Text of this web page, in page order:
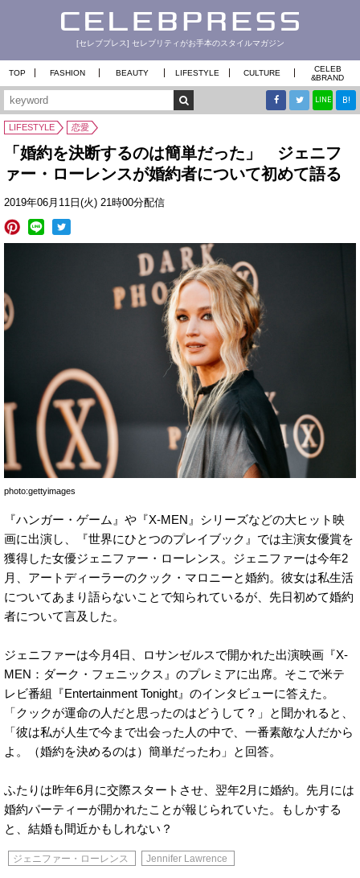
[セレブプレス] セレブリティがお手本のスタイルマガジン
TOP FASHION BEAUTY LIFESTYLE CULTURE
CELEB
&BRAND
LINE B!
LIFESTYLE 恋愛
「婚約を決断するのは簡単だった」 ジェニフ
ァー・ローレンスが婚約者について初めて語る
2019年06月11日(火) 21時00分配信
photo:gettyimages
『ハンガー・ゲーム』や『X-MEN』シリーズなどの大ヒット映
画に出演し、『世界にひとつのプレイブック』では主演女優賞を
獲得した女優ジェニファー・ローレンス。ジェニファーは今年2
月、アートディーラーのクック・マロニーと婚約。彼女は私生活
についてあまり語らないことで知られているが、先日初めて婚約
者について言及した。
ジェニファーは今月4日、ロサンゼルスで開かれた出演映画『X-
MEN：ダーク・フェニックス』のプレミアに出席。そこで米テ
レビ番組『Entertainment Tonight』のインタビューに答えた。
「クックが運命の人だと思ったのはどうして？」と聞かれると、
「彼は私が人生で今まで出会った人の中で、一番素敵な人だから
よ。（婚約を決めるのは）簡単だったわ」と回答。
ふたりは昨年6月に交際スタートさせ、翌年2月に婚約。先月には
婚約パーティーが開かれたことが報じられていた。もしかする
と、結婚も間近かもしれない？
ジェニファー・ローレンス Jennifer Lawrence